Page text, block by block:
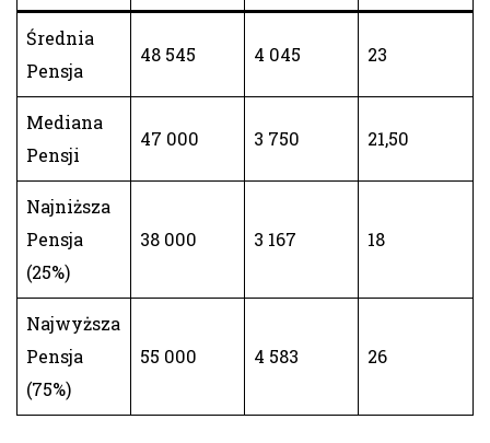
Średnia
Pensja
48 545 4 045 23
Mediana
Pensji
47 000 3 750 21,50
Najniższa
Pensja
(25%)
38 000 3 167 18
Najwyższa
Pensja
(75%)
55 000 4 583 26